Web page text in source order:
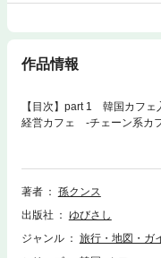
作品情報
【目次】part 1 韓国カフ
経営カフェ ‐チェーン系カ
伝統茶室で和む ‐まずは
の世界 ‐インテリアと茶
クがある？ ‐スイーツ＆軽
み方 ‐旅行者のカフェ活用
フェ ‐カロスギル ‐狎鴎
大 ‐新村 ‐付岩洞 ‐ソレマ
著者
孫クンス
出版社
ゆびさし
ジャンル
旅行・地図・ガ